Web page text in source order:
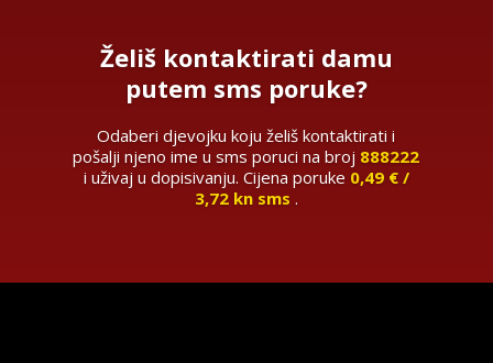
Želiš kontaktirati damu
putem sms poruke?
Odaberi djevojku koju želiš kontaktirati i
pošalji njeno ime u sms poruci na broj 888222
i uživaj u dopisivanju. Cijena poruke 0,49 € /
3,72 kn sms .